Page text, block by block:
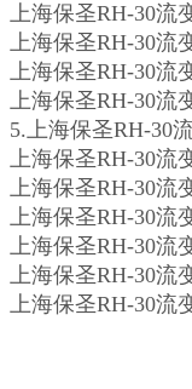
上海保圣RH-30流
上海保圣RH-30流
上海保圣RH-30流
上海保圣RH-30流
5.上海保圣RH-30
上海保圣RH-30流
上海保圣RH-30流
上海保圣RH-30流
上海保圣RH-30流
上海保圣RH-30流
上海保圣RH-30流